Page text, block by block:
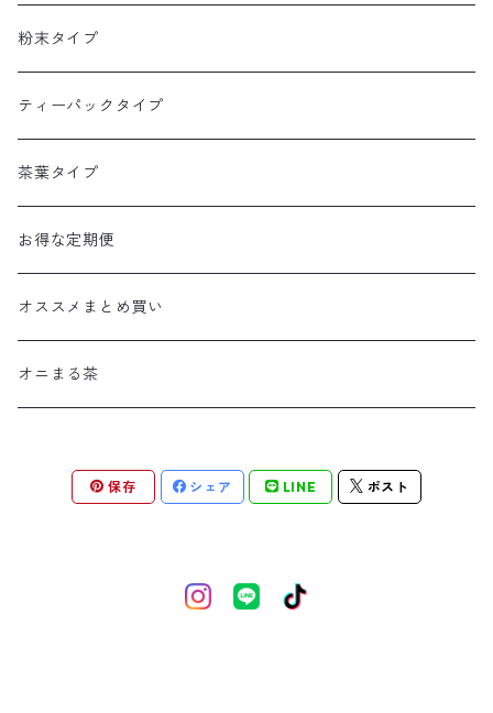
粉末タイプ
ティーパックタイプ
茶葉タイプ
お得な定期便
オススメまとめ買い
オニまる茶
保存 シェア LINE ポスト